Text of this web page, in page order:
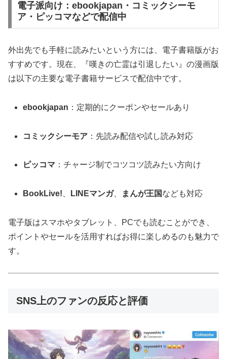
電子派向け：ebookjapan・コミックシーモ
ア・ピッコマなどで配信中
外出先でも手軽に読みたいという方には、電子書籍版がお
すすめです。現在、『嘆きの亡霊は引退したい』の漫画版
は以下の主要な電子書籍サービスで配信中です。
ebookjapan ：定期的にクーポンやセールあり
コミックシーモア ：先読み配信や試し読み対応
ピッコマ ：チャージ制でコツコツ読みたい方向け
BookLive! LINEマンガ、 まんが王国なども対応
電子版はスマホやタブレット、PCでも読むことができ、
ポイントやセールを活用すればお得に楽しめるのも魅力で
す。
SNS上のファンの反応と評価